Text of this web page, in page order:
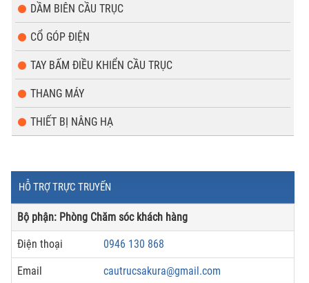
DẦM BIÊN CẦU TRỤC
CỔ GÓP ĐIỆN
TAY BẤM ĐIỀU KHIỂN CẦU TRỤC
THANG MÁY
THIẾT BỊ NÂNG HẠ
HỖ TRỢ TRỰC TRUYẾN
Bộ phận: Phòng Chăm sóc khách hàng
Điện thoại 0946 130 868
Email cautrucsakura@gmail.com